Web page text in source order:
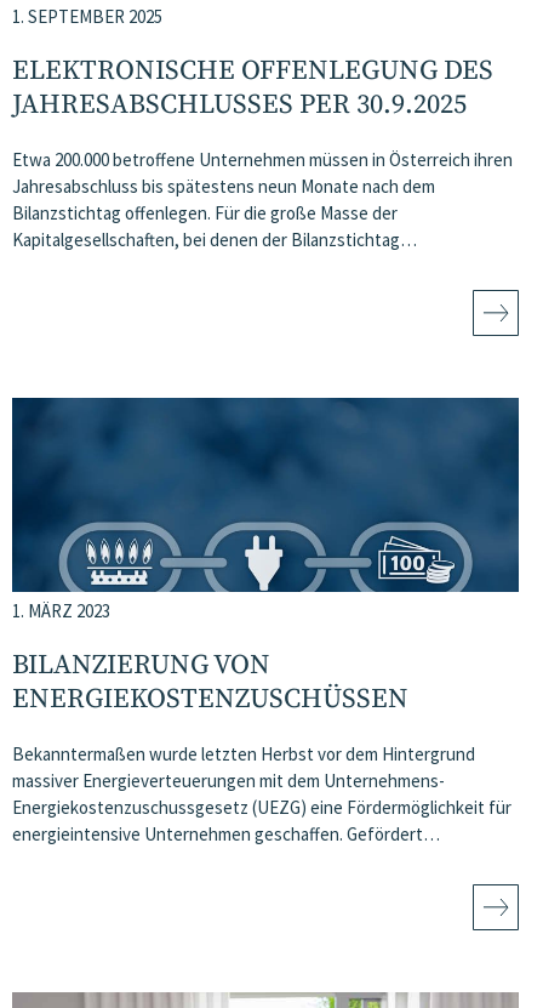
1. SEPTEMBER 2025
ELEKTRONISCHE OFFENLEGUNG DES
JAHRESABSCHLUSSES PER 30.9.2025
Etwa 200.000 betroffene Unternehmen müssen in Österreich ihren
Jahresabschluss bis spätestens neun Monate nach dem
Bilanzstichtag offenlegen. Für die große Masse der
Kapitalgesellschaften, bei denen der Bilanzstichtag…
1. MÄRZ 2023
BILANZIERUNG VON
ENERGIEKOSTENZUSCHÜSSEN
Bekanntermaßen wurde letzten Herbst vor dem Hintergrund
massiver Energieverteuerungen mit dem Unternehmens-
Energiekostenzuschussgesetz (UEZG) eine Fördermöglichkeit für
energieintensive Unternehmen geschaffen. Gefördert…